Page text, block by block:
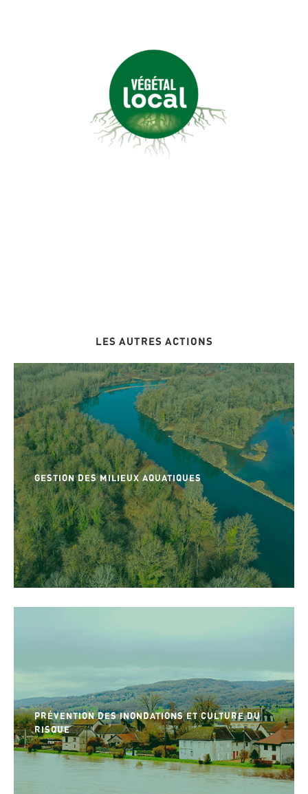
LES AUTRES ACTIONS
GESTION DES MILIEUX AQUATIQUES
PRÉVENTION DES INONDATIONS ET CULTURE DU
RISQUE